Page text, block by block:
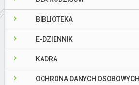
BIBLIOTEKA
E-DZIENNIK
KADRA
OCHRONA DANYCH OSOBOWYCH